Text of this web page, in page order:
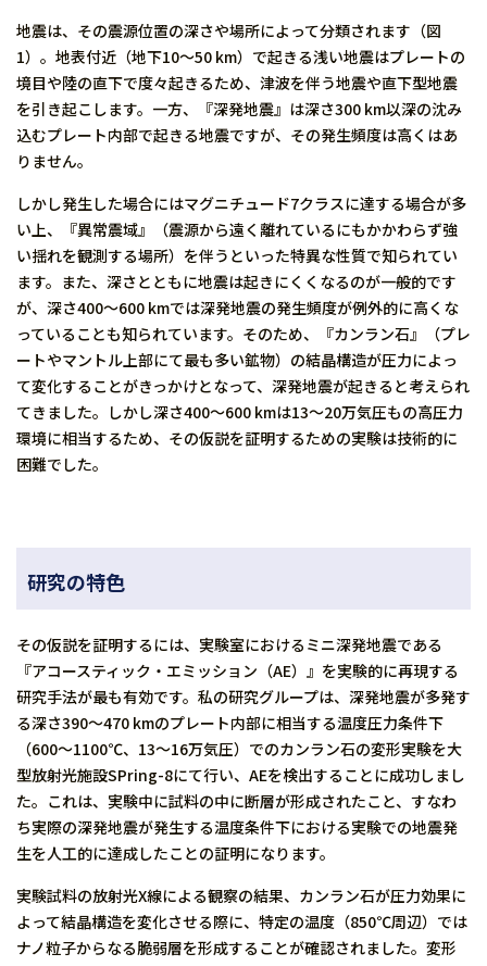
地震は、その震源位置の深さや場所によって分類されます（図
1）。地表付近（地下10～50 km）で起きる浅い地震はプレートの
境目や陸の直下で度々起きるため、津波を伴う地震や直下型地震
を引き起こします。一方、『深発地震』は深さ300 km以深の沈み
込むプレート内部で起きる地震ですが、その発生頻度は高くはあ
りません。
しかし発生した場合にはマグニチュード7クラスに達する場合が多
い上、『異常震域』（震源から遠く離れているにもかかわらず強
い揺れを観測する場所）を伴うといった特異な性質で知られてい
ます。また、深さとともに地震は起きにくくなるのが一般的です
が、深さ400～600 kmでは深発地震の発生頻度が例外的に高くな
っていることも知られています。そのため、『カンラン石』（プレ
ートやマントル上部にて最も多い鉱物）の結晶構造が圧力によっ
て変化することがきっかけとなって、深発地震が起きると考えられ
てきました。しかし深さ400～600 kmは13～20万気圧もの高圧力
環境に相当するため、その仮説を証明するための実験は技術的に
困難でした。
研究の特色
その仮説を証明するには、実験室におけるミニ深発地震である
『アコースティック・エミッション（AE）』を実験的に再現する
研究手法が最も有効です。私の研究グループは、深発地震が多発す
る深さ390～470 kmのプレート内部に相当する温度圧力条件下
（600～1100℃、13～16万気圧）でのカンラン石の変形実験を大
型放射光施設SPring-8にて行い、AEを検出することに成功しまし
た。これは、実験中に試料の中に断層が形成されたこと、すなわ
ち実際の深発地震が発生する温度条件下における実験での地震発
生を人工的に達成したことの証明になります。
実験試料の放射光X線による観察の結果、カンラン石が圧力効果に
よって結晶構造を変化させる際に、特定の温度（850℃周辺）では
ナノ粒子からなる脆弱層を形成することが確認されました。変形